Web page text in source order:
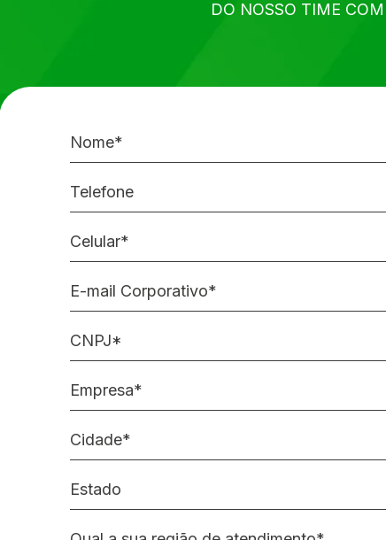
DO NOSSO TIME
Nome*
Telefone
Celular*
E-mail Corporativo*
CNPJ*
Empresa*
Cidade*
Estado
Qual a sua região de atendimento*